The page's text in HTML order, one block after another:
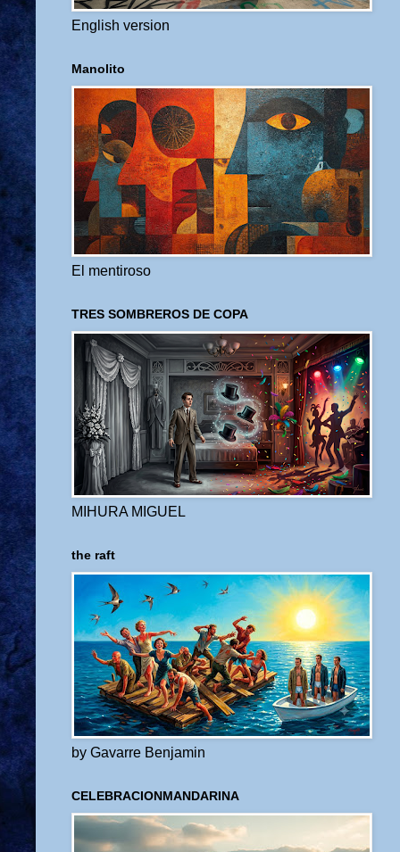
English version
Manolito
El mentiroso
TRES SOMBREROS DE COPA
MIHURA MIGUEL
the raft
by Gavarre Benjamin
CELEBRACIONMANDARINA